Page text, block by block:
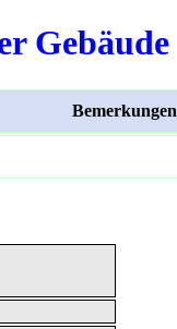
Gebäude
Bemerkungen